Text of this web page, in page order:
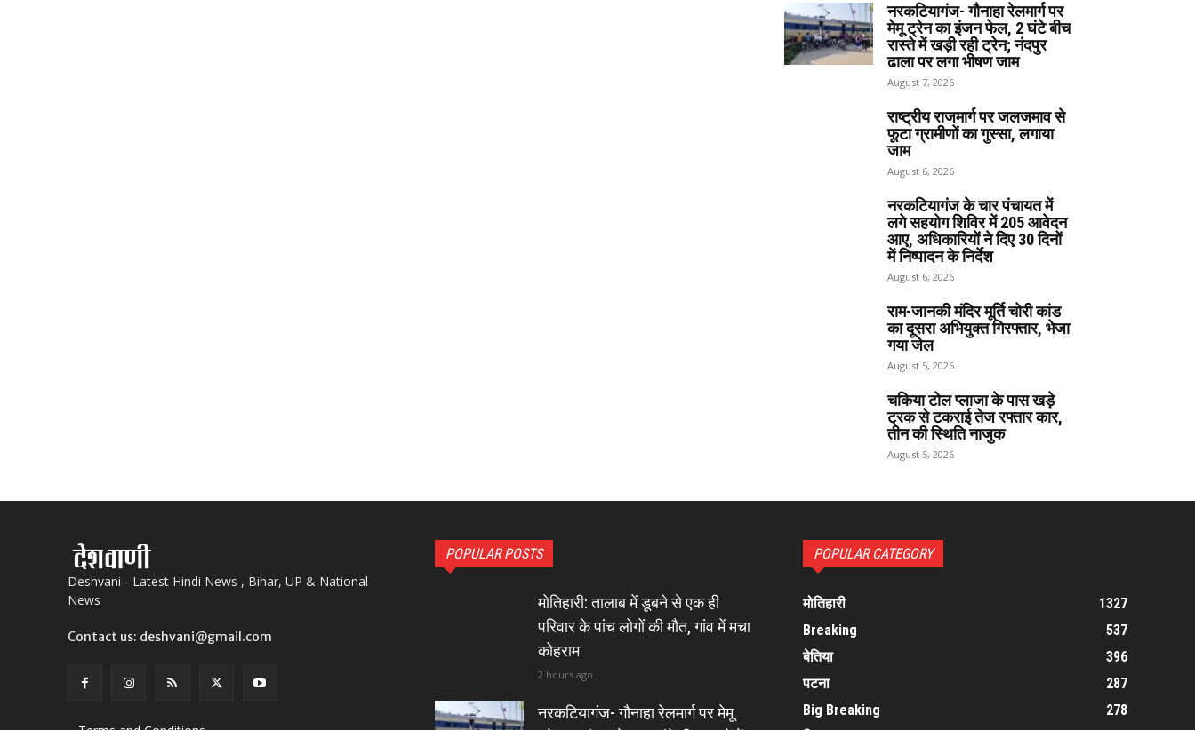
नरकटियागंज- गौनाहा रेलमार्ग पर
मेमू ट्रेन का इंजन फेल, 2 घंटे बीच
रास्ते में खड़ी रही ट्रेन; नंदपुर
ढाला पर लगा भीषण जाम
August 7, 2026
राष्ट्रीय राजमार्ग पर जलजमाव से
फूटा ग्रामीणों का गुस्सा, लगाया
जाम
August 6, 2026
नरकटियागंज के चार पंचायत में
लगे सहयोग शिविर में 205 आवेदन
आए, अधिकारियों ने दिए 30 दिनों
में निष्पादन के निर्देश
August 6, 2026
राम-जानकी मंदिर मूर्ति चोरी कांड
का दूसरा अभियुक्त गिरफ्तार, भेजा
गया जेल
August 5, 2026
चकिया टोल प्लाजा के पास खड़े
ट्रक से टकराई तेज रफ्तार कार,
तीन की स्थिति नाजुक
August 5, 2026
Deshvani - Latest Hindi News , Bihar, UP & National
News
Contact us: deshvani@gmail.com
POPULAR POSTS
मोतिहारी: तालाब में डूबने से एक ही
परिवार के पांच लोगों की मौत, गांव में मचा
कोहराम
2 hours ago
नरकटियागंज- गौनाहा रेलमार्ग पर मेमू
POPULAR CATEGORY
मोतिहारी
1327
Breaking
537
बेतिया
396
पटना
287
Big Breaking
278